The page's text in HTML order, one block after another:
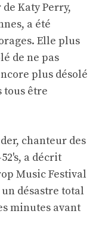
Katy Perry,
a été
Elle plus
de ne pas
plus désolé
tous être
chanteur des
a décrit
Music Festival
désastre total
minutes avant